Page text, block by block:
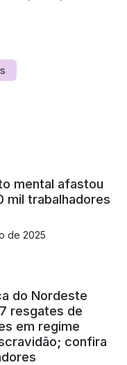
mental afastou
mil trabalhadores
de 2025
do Nordeste
resgates de
em regime
confira